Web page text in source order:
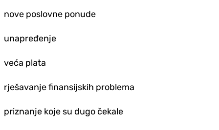
nove poslovne ponude
unapređenje
veća plata
rješavanje finansijskih problema
priznanje koje su dugo čekale